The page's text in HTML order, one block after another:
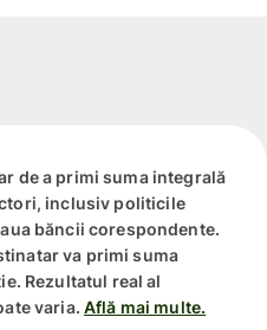
de a primi suma integrală
inclusiv politicile
băncii corespondente.
va primi suma
Rezultatul real al
varia. Află mai multe.